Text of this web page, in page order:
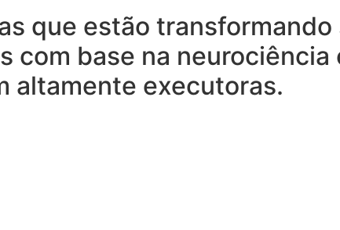
que estão
base na neurociência
altamente executoras.